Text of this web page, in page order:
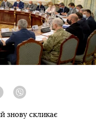
Telegram
знову скликає